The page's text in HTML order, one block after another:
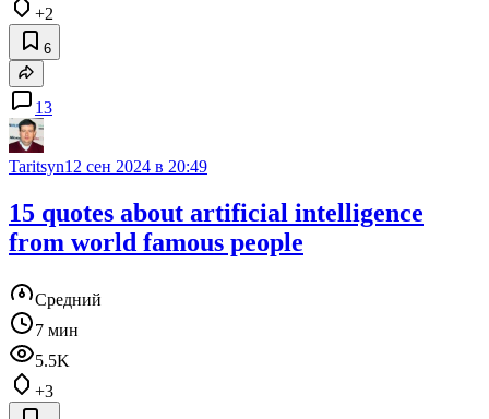
+2
6
13
Taritsyn12 сен 2024 в 20:49
15 quotes about artificial intelligence
from world famous people
Средний
7 мин
5.5K
+3